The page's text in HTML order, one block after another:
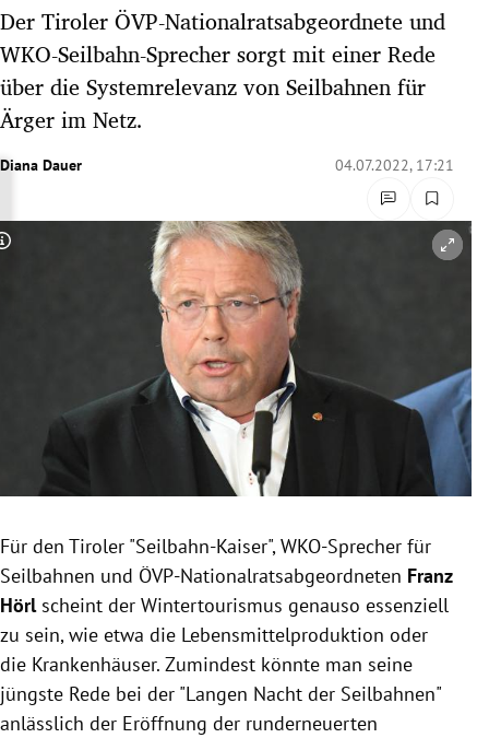
Untermenü
Untermenü
Untermenü
Untermenü
Der Tiroler ÖVP-Nationalratsabgeordnete und
WKO-Seilbahn-Sprecher sorgt mit einer Rede
über die Systemrelevanz von Seilbahnen für
Ärger im Netz.
Diana Dauer 04.07.2022, 17:21
Copyright-Hinweis öffnen/schließen
Für den Tiroler "Seilbahn-Kaiser", WKO-Sprecher für
Seilbahnen und ÖVP-Nationalratsabgeordneten Franz
Hörlscheint der Wintertourismus genauso essenziell
zu sein, wie etwa die Lebensmittelproduktion oder
die Krankenhäuser. Zumindest könnte man seine
jüngste Rede bei der "Langen Nacht der Seilbahnen"
anlässlich der Eröffnung der runderneuerten